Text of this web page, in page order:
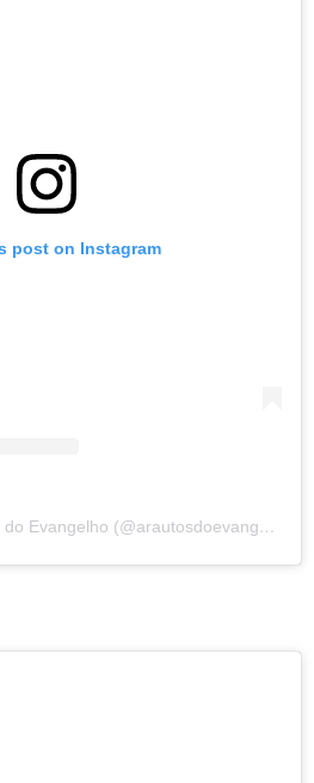
post on Instagram
A post shared by Arautos do Evangelho (@arautosdoevangelho)